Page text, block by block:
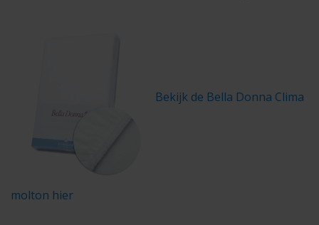
Bekijk de Bella Donna Clima
molton hier